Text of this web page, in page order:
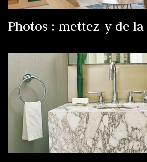
Photos : mettez-y de